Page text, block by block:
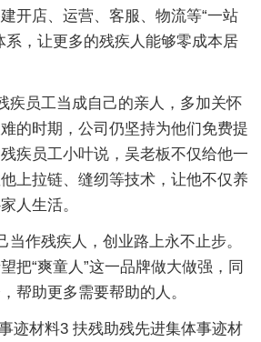
开店、运营、客服、物流等“一站
系，让更多的残疾人能够零成本居
疾员工当成自己的亲人，多加关怀
的时期，公司仍坚持为他们免费提
疾员工小叶说，吴老板不仅给他一
上拉链、缝纫等技术，让他不仅养
人生活。
当作残疾人，创业路上永不止步。
把“爽童人”这一品牌做大做强，同
帮助更多需要帮助的人。
迹材料3 扶残助残先进集体事迹材